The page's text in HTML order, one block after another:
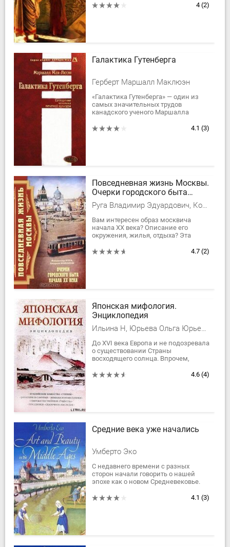
издавались неоднократно. Авторы
4 (2)
Галактика Гутенберга
Герберт Маршалл Маклюэн
«Галактика Гутенберга» — один из
самых значительных трудов
канадского ученого Маршалла
социолога, культуролога, известного
4.1 (3)
Повседневная жизнь Москвы.
Очерки городского быта
начала XX века
Руга Владимир Эдуардович, Кокорев Андрей Олегович
Вам интересен образ москвича
начала XX века? Описание его
окружения, жилья, отдыха? Эта
рассказах и эксклюзивных
4.7 (2)
Японская мифология.
Энциклопедия
Ильина Н, Юрьева Ольга Юрьевна
До XVI века Европа и не подозревала
о существовании Страны
восходящего солнца. Впрочем,
кратковременным: уже в начале XVII
4.6 (4)
Средние века уже начались
Умберто Эко
С недавнего времени с разных
сторон начали говорить о нашей
эпохе как о новом Средневековье.
пророчестве или о констатации4.1 (3)